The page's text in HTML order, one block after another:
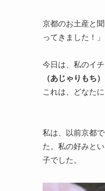
京都のお土産と
ってきました！
今日は、私のイ
（あじゃりもち）
これは、どなた
私は、以前京都
た。私の好みと
子でした。